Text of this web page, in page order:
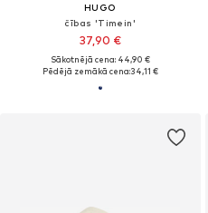
HUGO
čības 'Timein'
37,90 €
Sākotnējā cena: 44,90 €
Pēdējā zemākā cena:34,11 €